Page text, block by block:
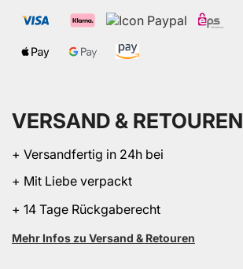
VERSAND & RETOUREN
+ Versandfertig in 24h bei
+ Mit Liebe verpackt
+ 14 Tage Rückgaberecht
Mehr Infos zu Versand & Retouren